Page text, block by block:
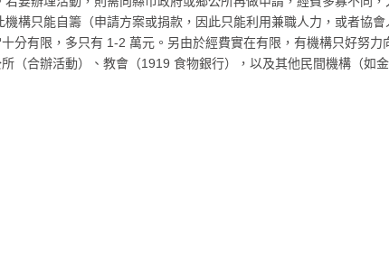
構只能自籌（申請方案或捐款，因此只能利用兼職人力，或者協
分有限，多只有 1-2 萬元。另由於經費實在有限，有機構只好努
合辦活動）、教會（1919 食物銀行），以及其他民間機構（如金